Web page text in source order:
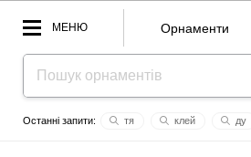
МЕНЮ Орнаменти
тя клей ду